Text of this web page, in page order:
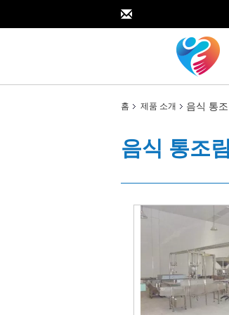
홈 제품 소개 음식 통
음식 통조